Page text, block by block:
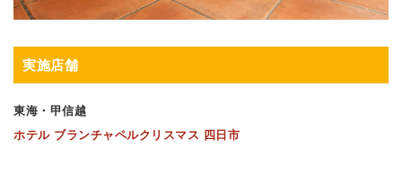
実施店舗
東海・甲信越
ホテル ブランチャペルクリスマス 四日市